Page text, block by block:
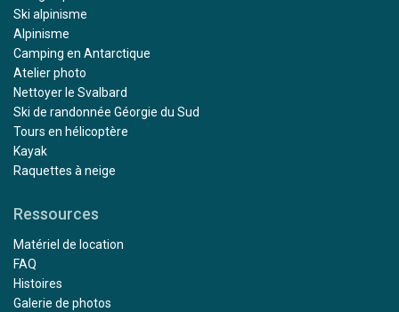
Ski alpinisme
Alpinisme
Camping en Antarctique
Atelier photo
Nettoyer le Svalbard
Ski de randonnée Géorgie du Sud
Tours en hélicoptère
Kayak
Raquettes à neige
Ressources
Matériel de location
FAQ
Histoires
Galerie de photos